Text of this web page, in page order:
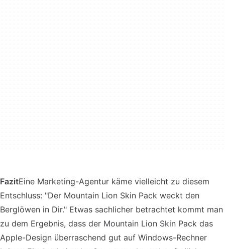
FazitEine Marketing-Agentur käme vielleicht zu diesem
Entschluss: "Der Mountain Lion Skin Pack weckt den
Berglöwen in Dir." Etwas sachlicher betrachtet kommt man
zu dem Ergebnis, dass der Mountain Lion Skin Pack das
Apple-Design überraschend gut auf Windows-Rechner